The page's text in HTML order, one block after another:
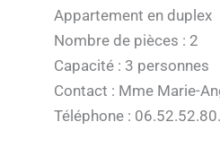
Appartement en duplex
Nombre de pièces : 2
Capacité : 3 personnes
Contact : Mme Marie-
Téléphone :